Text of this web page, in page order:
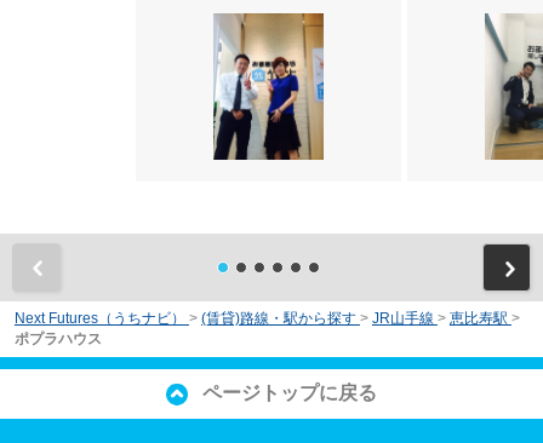
Next Futures（うちナビ） > (賃貸)路線・駅から探す > JR山手線 > 恵比寿駅 >
ポプラハウス
ページトップに戻る